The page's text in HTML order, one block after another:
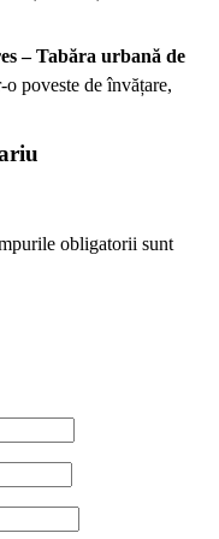
– Tabăra urbană de
o poveste de învățare,
obligatorii sunt